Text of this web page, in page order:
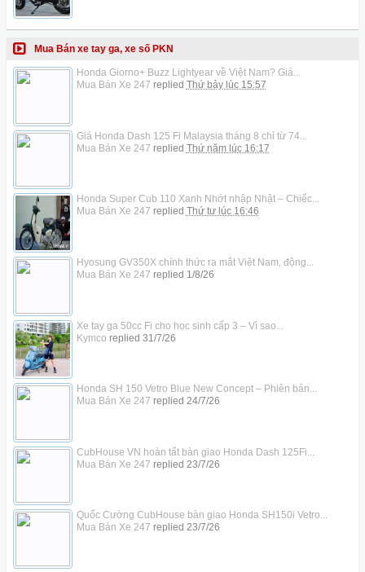
Mua Bán xe tay ga, xe số PKN
Honda Giorno+ Buzz Lightyear về Việt Nam? Giá...
Mua Bán Xe 247 replied Thứ bảy lúc 15:57
Giá Honda Dash 125 Fi Malaysia tháng 8 chỉ từ 74...
Mua Bán Xe 247 replied Thứ năm lúc 16:17
Honda Super Cub 110 Xanh Nhớt nhập Nhật – Chiếc...
Mua Bán Xe 247 replied Thứ tư lúc 16:46
Hyosung GV350X chính thức ra mắt Việt Nam, động...
Mua Bán Xe 247 replied 1/8/26
Xe tay ga 50cc Fi cho học sinh cấp 3 – Vì sao...
Kymco replied 31/7/26
Honda SH 150 Vetro Blue New Concept – Phiên bản...
Mua Bán Xe 247 replied 24/7/26
CubHouse VN hoàn tất bàn giao Honda Dash 125Fi...
Mua Bán Xe 247 replied 23/7/26
Quốc Cường CubHouse bàn giao Honda SH150i Vetro...
Mua Bán Xe 247 replied 23/7/26